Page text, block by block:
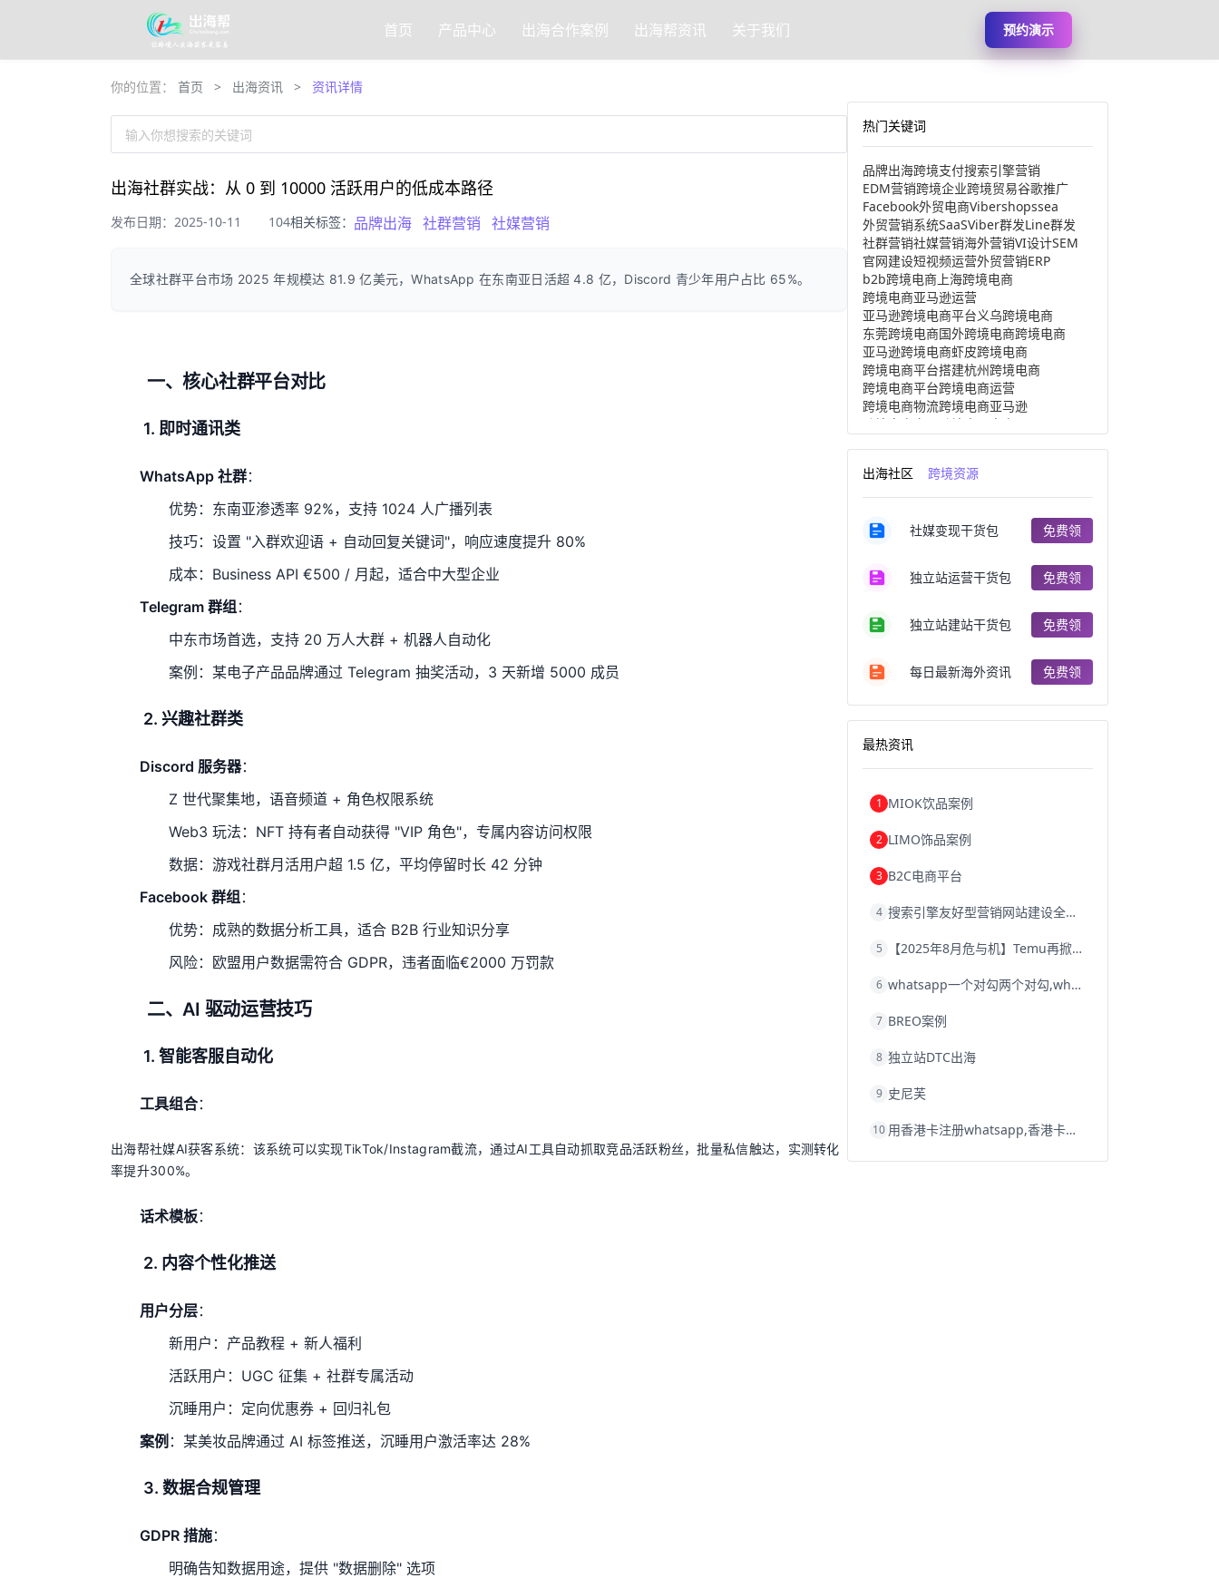
首页 产品中心 出海合作案例 出海帮资讯 关于我们 预约演示
你的位置： 首页 > 出海资讯 > 资讯详情
输入你想搜索的关键词
出海社群实战：从 0 到 10000 活跃用户的低成本路径
发布日期：2025-10-11 104相关标签： 品牌出海 社群营销 社媒营销
全球社群平台市场 2025 年规模达 81.9 亿美元，WhatsApp 在东南亚日活超 4.8 亿，Discord 青少年用户占比 65%。
一、核心社群平台对比
1. 即时通讯类
WhatsApp 社群：
优势：东南亚渗透率 92%，支持 1024 人广播列表
技巧：设置 "入群欢迎语 + 自动回复关键词"，响应速度提升 80%
成本：Business API €500 / 月起，适合中大型企业
Telegram 群组：
中东市场首选，支持 20 万人大群 + 机器人自动化
案例：某电子产品品牌通过 Telegram 抽奖活动，3 天新增 5000 成员
2. 兴趣社群类
Discord 服务器：
Z 世代聚集地，语音频道 + 角色权限系统
Web3 玩法：NFT 持有者自动获得 "VIP 角色"，专属内容访问权限
数据：游戏社群月活用户超 1.5 亿，平均停留时长 42 分钟
Facebook 群组：
优势：成熟的数据分析工具，适合 B2B 行业知识分享
风险：欧盟用户数据需符合 GDPR，违者面临€2000 万罚款
二、AI 驱动运营技巧
1. 智能客服自动化
工具组合：
出海帮社媒AI获客系统：该系统可以实现TikTok/Instagram截流，通过AI工具自动抓取竞品活跃粉丝，批量私信触达，实测转化
率提升300%。
话术模板：
2. 内容个性化推送
用户分层：
新用户：产品教程 + 新人福利
活跃用户：UGC 征集 + 社群专属活动
沉睡用户：定向优惠券 + 回归礼包
案例 ：某美妆品牌通过 AI 标签推送，沉睡用户激活率达 28%
3. 数据合规管理
GDPR 措施：
明确告知数据用途，提供 "数据删除" 选项
热门关键词
品牌出海跨境支付搜索引擎营销
EDM营销跨境企业跨境贸易谷歌推广
Facebook外贸电商Vibershopssea
外贸营销系统SaaSViber群发Line群发
社群营销社媒营销海外营销VI设计SEM
官网建设短视频运营外贸营销ERP
b2b跨境电商 上海跨境电商
跨境电商亚马逊运营
亚马逊跨境电商平台义乌跨境电商
东莞跨境电商国外跨境电商跨境电商
亚马逊跨境电商虾皮跨境电商
跨境电商平台搭建杭州跨境电商
跨境电商平台跨境电商运营
跨境电商物流跨境电商亚马逊
跨境电商产品
跨境出口电商
跨境电商分析进口跨境电商
跨境电商服务广州跨境电商
跨境电商注册跨境电商开店
跨境电商商品个人跨境电商
跨境电商案例国内跨境电商
郑州跨境电商跨境电商趋势
阿里跨境电商
跨境电商费用美国跨境电商
跨境电商教程
独立站跨境电商跨境电商独立站
跨境电商erp西安跨境电商
沈阳跨境电商跨境电商服务平台
跨境电商网店跨境电商物流模式
跨境电商结算浙江跨境电商
跨境电商优势跨境电商的优势seo运营
whatsapp群发
出海社区 跨境资源
社媒变现干货包 免费领
独立站运营干货包 免费领
独立站建站干货包 免费领
每日最新海外资讯 免费领
最热资讯
1 MIOK饮品案例
2 LIMO饰品案例
3 B2C电商平台
4 搜索引擎友好型营销网站建设全攻略
5 【2025年8月危与机】Temu再掀封店风暴，独立站才是跨境卖家的避险通道
6 whatsapp一个对勾两个对勾,whatsapp对勾代表什么意思
7 BREO案例
8 独立站DTC出海
9 史尼芙
10 用香港卡注册whatsapp,香港卡不能注册whatsapp